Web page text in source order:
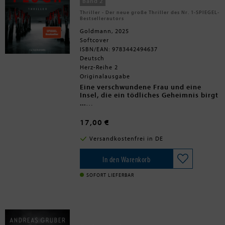
Thriller - Der neue große Thriller des Nr. 1-SPIEGEL-
Bestsellerautors
Goldmann, 2025
Softcover
ISBN/EAN: 9783442494637
Deutsch
Herz-Reihe 2
Originalausgabe
Eine verschwundene Frau und eine
Insel, die ein tödliches Geheimnis birgt
...
Die Wiener Privatdetektivin Elena Gerink
ist auf der Suche nach einem zu Unrecht
freigesprochenen Mörder, der sich vor
fünfzehn Jahren ins Ausland abgesetzt
hat. Nach schwierigen Recherchen führt
sie der Fall schließlich nach
Griechenland. Dorthin sind auch Elenas
Mann Peter und sein Kollege Dino
17,00 €
Versandkostenfrei in DE
In den Warenkorb
SOFORT LIEFERBAR